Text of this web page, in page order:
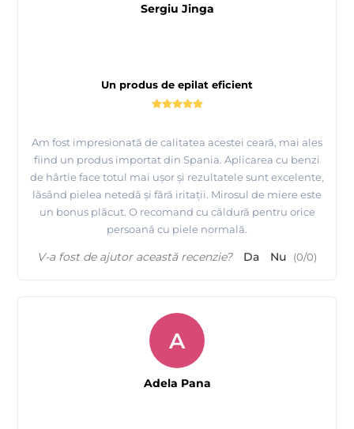
Un produs de epilat eficient
Am fost impresionată de calitatea acestei ceară, mai ales
fiind un produs importat din Spania. Aplicarea cu benzi
de hârtie face totul mai ușor și rezultatele sunt excelente,
lăsând pielea netedă și fără iritații. Mirosul de miere este
un bonus plăcut. O recomand cu căldură pentru orice
persoană cu piele normală.
Sergiu Jinga
V-a fost de ajutor această recenzie? Da Nu (0/0)
A
Adela Pana